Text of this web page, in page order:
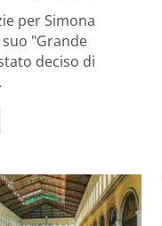
per Simona
"Grande
deciso di